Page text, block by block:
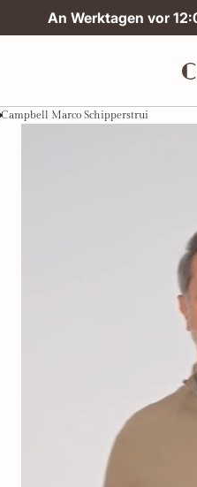
An Werktagen vor
Campbell Marco Schipperstrui